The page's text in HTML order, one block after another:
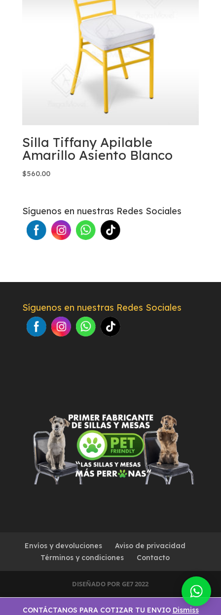
Silla Tiffany Apilable
Amarillo Asiento Blanco
$560.00
Síguenos en nuestras Redes Sociales
Síguenos en nuestras Redes Sociales
Envíos y devoluciones
Aviso de privacidad
Términos y condiciones
Contacto
DISEÑADO POR GE7 2022
CONTÁCTANOS PARA COTIZAR TU ENVIO Dismiss